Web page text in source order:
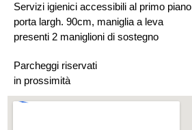
Servizi igienici accessibili al primo piano
porta largh. 90cm, maniglia a leva
presenti 2 maniglioni di sostegno
Parcheggi riservati
in prossimità